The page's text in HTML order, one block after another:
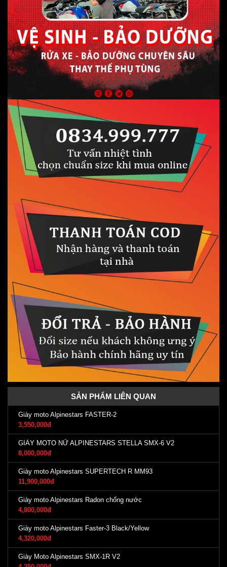
SẢN PHẨM LIÊN QUAN
Giày moto Alpinestars FASTER-2
3,550,000đ
GIÀY MOTO NỮ ALPINESTARS STELLA SMX-6 V2
8,000,000đ
Giày moto Alpinestars SUPERTECH R MM93
11,900,000đ
Giày moto Alpinestars Radon chống nước
4,800,000đ
Giày moto Alpinestars Faster-3 Black/Yellow
4,320,000đ
Giày Moto Alpinestars SMX-1R V2